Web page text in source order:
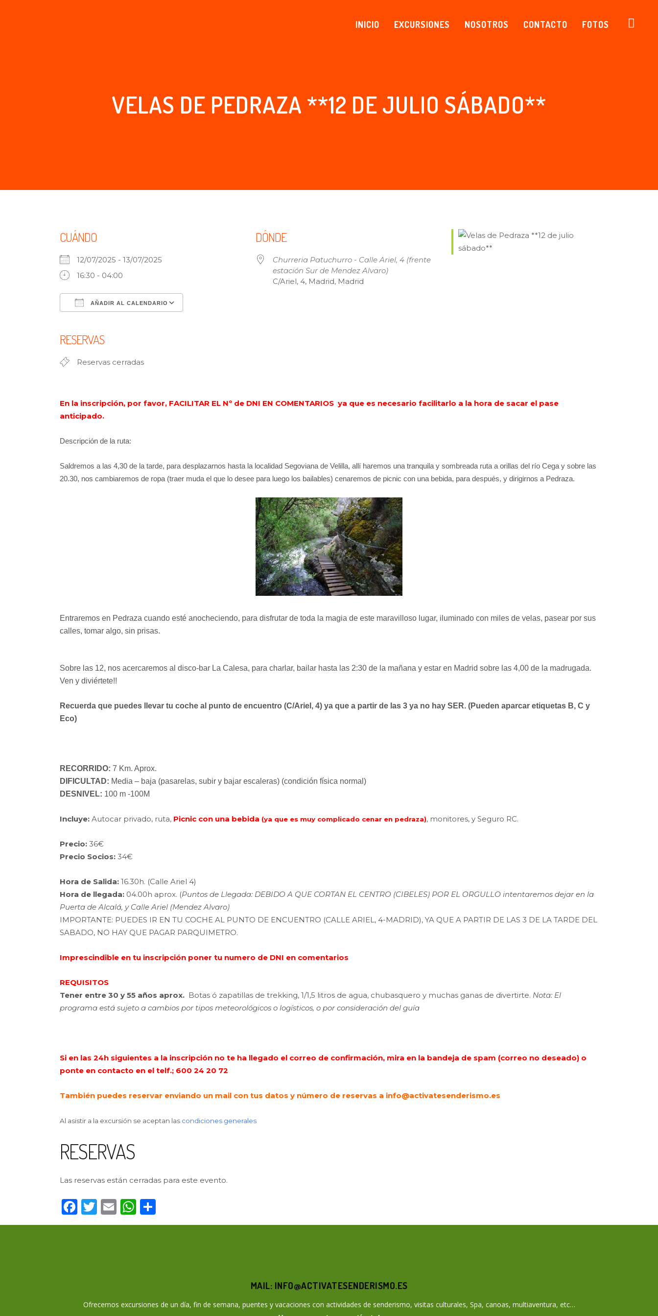
INICIO EXCURSIONES NOSOTROS CONTACTO FOTOS
VELAS DE PEDRAZA **12 DE JULIO SÁBADO**
CUÁNDO
12/07/2025 - 13/07/2025
16:30 - 04:00
AÑADIR AL CALENDARIO
RESERVAS
Reservas cerradas
DÓNDE
Churreria Patuchurro - Calle Ariel, 4 (frente
estación Sur de Mendez Alvaro)
C/Ariel, 4, Madrid, Madrid
En la inscripción, por favor, FACILITAR EL Nº de DNI EN COMENTARIOS ya que es necesario facilitarlo a la hora de sacar el pase
anticipado.
Descripción de la ruta:
Saldremos a las 4,30 de la tarde, para desplazarnos hasta la localidad Segoviana de Velilla, allí haremos una tranquila y sombreada ruta a orillas del río Cega y sobre las
20.30, nos cambiaremos de ropa (traer muda el que lo desee para luego los bailables) cenaremos de picnic con una bebida, para después, y dirigirnos a Pedraza.
Entraremos en Pedraza cuando esté anocheciendo, para disfrutar de toda la magia de este maravilloso lugar, iluminado con miles de velas, pasear por sus
calles, tomar algo, sin prisas.
Sobre las 12, nos acercaremos al disco-bar La Calesa, para charlar, bailar hasta las 2:30 de la mañana y estar en Madrid sobre las 4,00 de la madrugada.
Ven y diviértete!!
Recuerda que puedes llevar tu coche al punto de encuentro (C/Ariel, 4) ya que a partir de las 3 ya no hay SER. (Pueden aparcar etiquetas B, C y
Eco)
RECORRIDO: 7 Km. Aprox.
DIFICULTAD: Media – baja (pasarelas, subir y bajar escaleras) (condición física normal)
DESNIVEL: 100 m -100M
Incluye: Autocar privado, ruta, Picnic con una bebida (ya que es muy complicado cenar en pedraza), monitores, y Seguro RC.
Precio: 36€
Precio Socios: 34€
Hora de Salida: 16.30h. (Calle Ariel 4)
Hora de llegada: 04.00h aprox. (Puntos de Llegada: DEBIDO A QUE CORTAN EL CENTRO (CIBELES) POR EL ORGULLO intentaremos dejar en la
Puerta de Alcalá, y Calle Ariel (Mendez Alvaro)
IMPORTANTE: PUEDES IR EN TU COCHE AL PUNTO DE ENCUENTRO (CALLE ARIEL, 4-MADRID), YA QUE A PARTIR DE LAS 3 DE LA TARDE DEL
SABADO, NO HAY QUE PAGAR PARQUIMETRO.
Imprescindible en tu inscripción poner tu numero de DNI en comentarios
REQUISITOS
Tener entre 30 y 55 años aprox. Botas ó zapatillas de trekking, 1/1,5 litros de agua, chubasquero y muchas ganas de divertirte. Nota: El
programa está sujeto a cambios por tipos meteorológicos o logísticos, o por consideración del guía
Si en las 24h siguientes a la inscripción no te ha llegado el correo de confirmación, mira en la bandeja de spam (correo no deseado) o
ponte en contacto en el telf.; 600 24 20 72
También puedes reservar enviando un mail con tus datos y número de reservas a info@activatesenderismo.es
Al asistir a la excursión se aceptan las condiciones generales
RESERVAS
Las reservas están cerradas para este evento.
Facebook
Twitter
EmailWhatsApp
MAIL: INFO@ACTIVATESENDERISMO.ES
Ofrecemos excursiones de un día, fin de semana, puentes y vacaciones con actividades de senderismo, visitas culturales, Spa, canoas, multiaventura, etc…